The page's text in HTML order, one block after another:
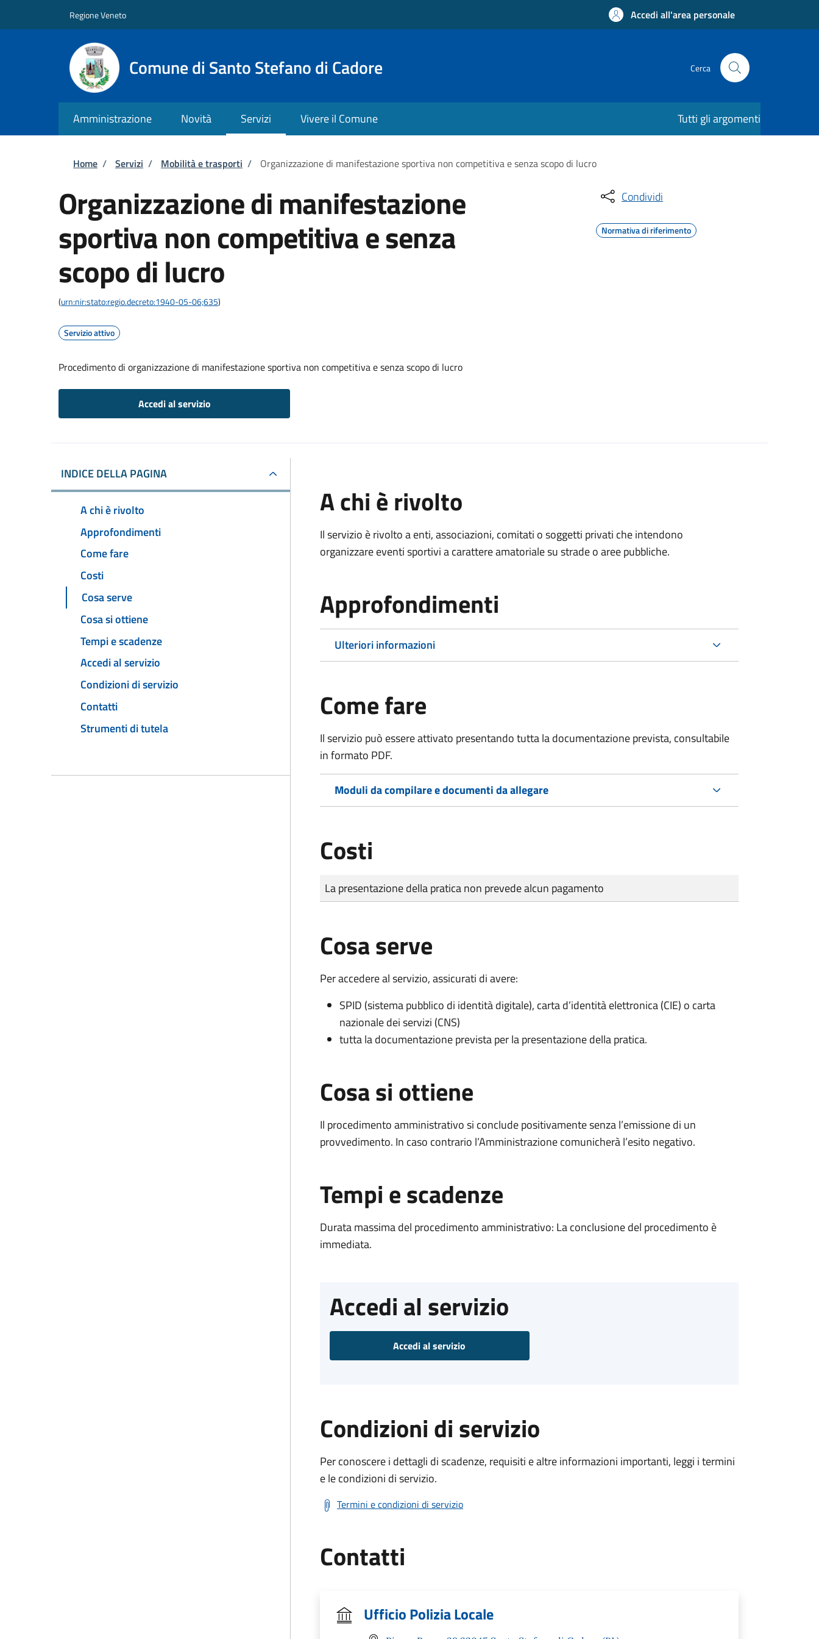
Regione Veneto Accedi all'area personale
Comune di Santo Stefano di Cadore Cerca
Amministrazione Novità Servizi Vivere il Comune Tutti gli argomenti
Briciole di pane
Home / Servizi / Mobilità e trasporti / Organizzazione di manifestazione sportiva non competitiva e senza scopo di lucro
Organizzazione di manifestazione
sportiva non competitiva e senza
scopo di lucro
(urn:nir:stato:regio.decreto:1940-05-06;635)
Servizio attivo
Procedimento di organizzazione di manifestazione sportiva non competitiva e senza scopo di lucro
Accedi al servizio
Condividi
Normativa di riferimento
INDICE DELLA PAGINA
A chi è rivolto
Approfondimenti
Come fare
Costi
Cosa serve
Cosa si ottiene
Tempi e scadenze
Accedi al servizio
Condizioni di servizio
Contatti
Strumenti di tutela
A chi è rivolto
Il servizio è rivolto a enti, associazioni, comitati o soggetti privati che intendono
organizzare eventi sportivi a carattere amatoriale su strade o aree pubbliche.
Approfondimenti
Ulteriori informazioni
Come fare
Il servizio può essere attivato presentando tutta la documentazione prevista, consultabile
in formato PDF.
Moduli da compilare e documenti da allegare
Costi
Tipo di pagamento
Importo
La presentazione della pratica non prevede alcun pagamento
Cosa serve
Per accedere al servizio, assicurati di avere:
SPID (sistema pubblico di identità digitale), carta d’identità elettronica (CIE) o carta
nazionale dei servizi (CNS)
tutta la documentazione prevista per la presentazione della pratica.
Cosa si ottiene
Il procedimento amministrativo si conclude positivamente senza l’emissione di un
provvedimento. In caso contrario l’Amministrazione comunicherà l’esito negativo.
Tempi e scadenze
Durata massima del procedimento amministrativo: La conclusione del procedimento è
immediata.
Accedi al servizio
Accedi al servizio
Condizioni di servizio
Per conoscere i dettagli di scadenze, requisiti e altre informazioni importanti, leggi i termini
e le condizioni di servizio.
Termini e condizioni di servizio
Contatti
Ufficio Polizia Locale